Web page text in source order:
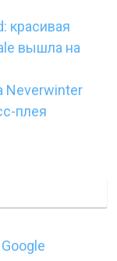
красивая
вышла на
Neverwinter
плея
Google